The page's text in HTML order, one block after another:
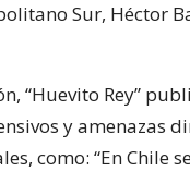
Sur, Héctor
“Huevito Rey”
y amenazas
como: “En Chile